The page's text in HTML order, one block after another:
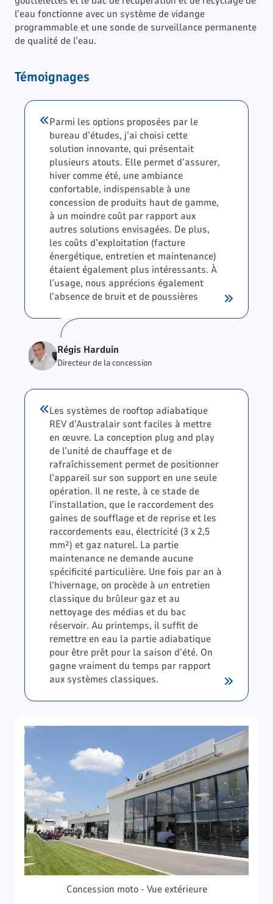
l’eau fonctionne avec un système de vidange
programmable et une sonde de surveillance permanente
de qualité de l’eau.
Témoignages
Parmi les options proposées par le
bureau d’études, j’ai choisi cette
solution innovante, qui présentait
plusieurs atouts. Elle permet d’assurer,
hiver comme été, une ambiance
confortable, indispensable à une
concession de produits haut de gamme,
à un moindre coût par rapport aux
autres solutions envisagées. De plus,
les coûts d’exploitation (facture
énergétique, entretien et maintenance)
étaient également plus intéressants. À
l’usage, nous apprécions également
l’absence de bruit et de poussières
Régis Harduin
Directeur de la concession
Les systèmes de rooftop adiabatique
REV d’Australair sont faciles à mettre
en œuvre. La conception plug and play
de l’unité de chauffage et de
rafraîchissement permet de positionner
l’appareil sur son support en une seule
opération. Il ne reste, à ce stade de
l’installation, que le raccordement des
gaines de soufflage et de reprise et les
raccordements eau, électricité (3 x 2,5
mm²) et gaz naturel. La partie
maintenance ne demande aucune
spécificité particulière. Une fois par an à
l’hivernage, on procède à un entretien
classique du brûleur gaz et au
nettoyage des médias et du bac
réservoir. Au printemps, il suffit de
remettre en eau la partie adiabatique
pour être prêt pour la saison d’été. On
gagne vraiment du temps par rapport
aux systèmes classiques.
Concession moto - Vue extérieure